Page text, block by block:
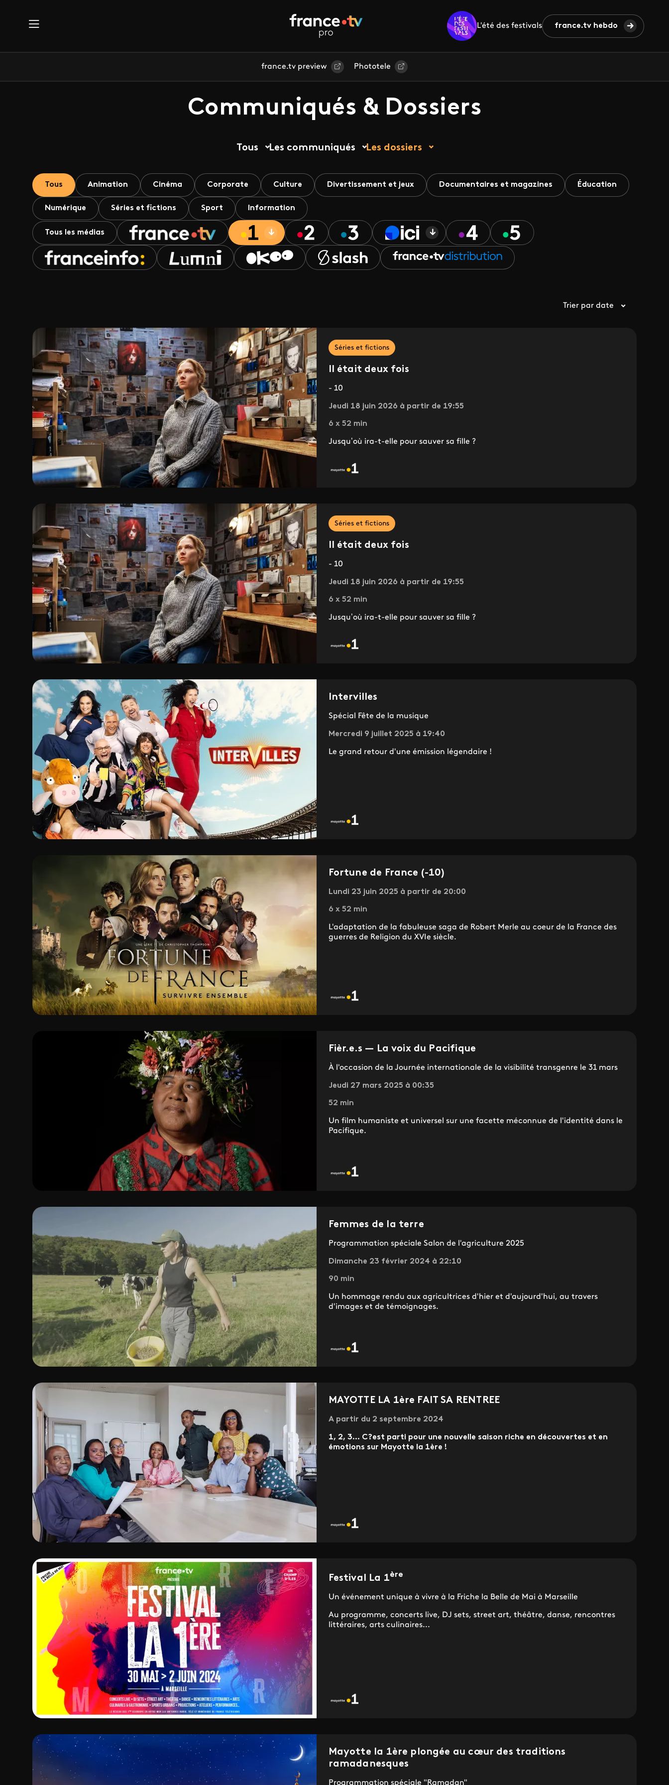
L'été des festivals france.tv hebdo
france.tv preview Phototele
Communiqués & Dossiers
Tous Les communiqués Les dossiers
Tous Animation Cinéma Corporate Culture Divertissement et jeux Documentaires et magazines Éducation
Numérique Séries et fictions Sport Information
Tous les médias
Trier par date
Séries et fictions
Il était deux fois
- 10
Jeudi 18 juin 2026 à partir de 19:55
6 x 52 min
Jusqu’où ira-t-elle pour sauver sa fille ?
Séries et fictions
Il était deux fois
- 10
Jeudi 18 juin 2026 à partir de 19:55
6 x 52 min
Jusqu’où ira-t-elle pour sauver sa fille ?
Intervilles
Spécial Fête de la musique
Mercredi 9 juillet 2025 à 19:40
Le grand retour d'une émission légendaire !
Fortune de France (-10)
Lundi 23 juin 2025 à partir de 20:00
6 x 52 min
L'adaptation de la fabuleuse saga de Robert Merle au coeur de la France des
guerres de Religion du XVIe siècle.
Fièr.e.s — La voix du Pacifique
À l'occasion de la Journée internationale de la visibilité transgenre le 31 mars
Jeudi 27 mars 2025 à 00:35
52 min
Un film humaniste et universel sur une facette méconnue de l'identité dans le
Pacifique.
Femmes de la terre
Programmation spéciale Salon de l'agriculture 2025
Dimanche 23 février 2024 à 22:10
90 min
Un hommage rendu aux agricultrices d'hier et d'aujourd'hui, au travers
d'images et de témoignages.
MAYOTTE LA 1ère FAIT SA RENTREE
A partir du 2 septembre 2024
1, 2, 3... C?est parti pour une nouvelle saison riche en découvertes et en
émotions sur Mayotte la 1ère !
Festival La 1ère
Un événement unique à vivre à la Friche la Belle de Mai à Marseille
Au programme, concerts live, DJ sets, street art, théâtre, danse, rencontres
littéraires, arts culinaires...
Mayotte la 1ère plongée au cœur des traditions
ramadanesques
Programmation spéciale "Ramadan"